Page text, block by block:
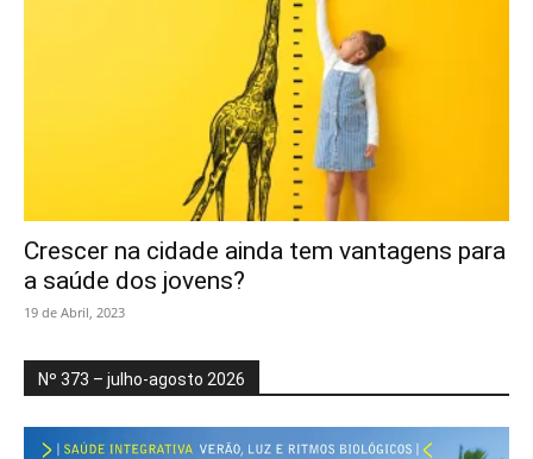
Crescer na cidade ainda tem vantagens para
a saúde dos jovens?
19 de Abril, 2023
Nº 373 – julho-agosto 2026